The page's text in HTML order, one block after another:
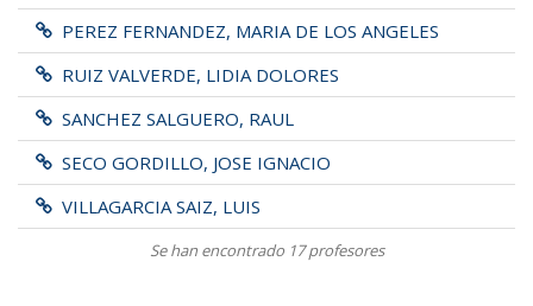
PEREZ FERNANDEZ, MARIA DE LOS ANGELES
RUIZ VALVERDE, LIDIA DOLORES
SANCHEZ SALGUERO, RAUL
SECO GORDILLO, JOSE IGNACIO
VILLAGARCIA SAIZ, LUIS
Se han encontrado 17 profesores